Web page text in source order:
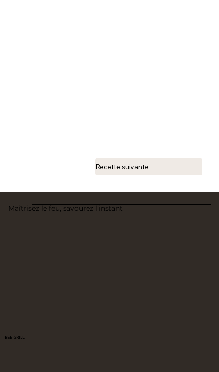
Recette suivante
Maîtrisez le feu, savourez l’instant
BEE GRILL